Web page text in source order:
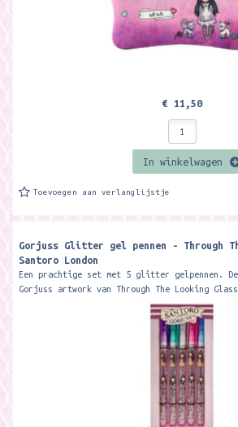
€ 11,50
In winkelwagen
Toevoegen aan verlanglijstje
Gorjuss Glitter gel pennen - Through
Santoro London
Een prachtige set met 5 glitter gelpennen. De
Gorjuss artwork van Through The Looking